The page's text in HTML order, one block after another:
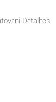
Detalhes